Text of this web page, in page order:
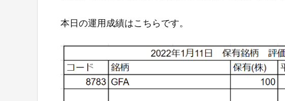
本日の運用成績はこちらです。